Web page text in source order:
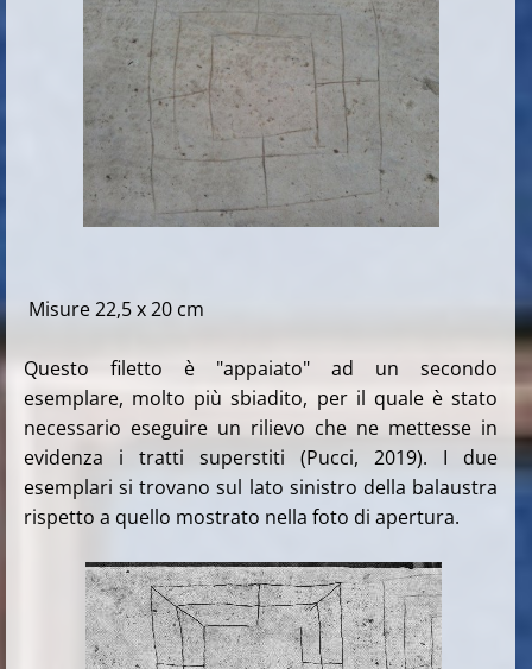
Misure 22,5 x 20 cm
Questo filetto è "appaiato" ad un secondo
esemplare, molto più sbiadito, per il quale è stato
necessario eseguire un rilievo che ne mettesse in
evidenza i tratti superstiti (Pucci, 2019). I due
esemplari si trovano sul lato sinistro della balaustra
rispetto a quello mostrato nella foto di apertura.